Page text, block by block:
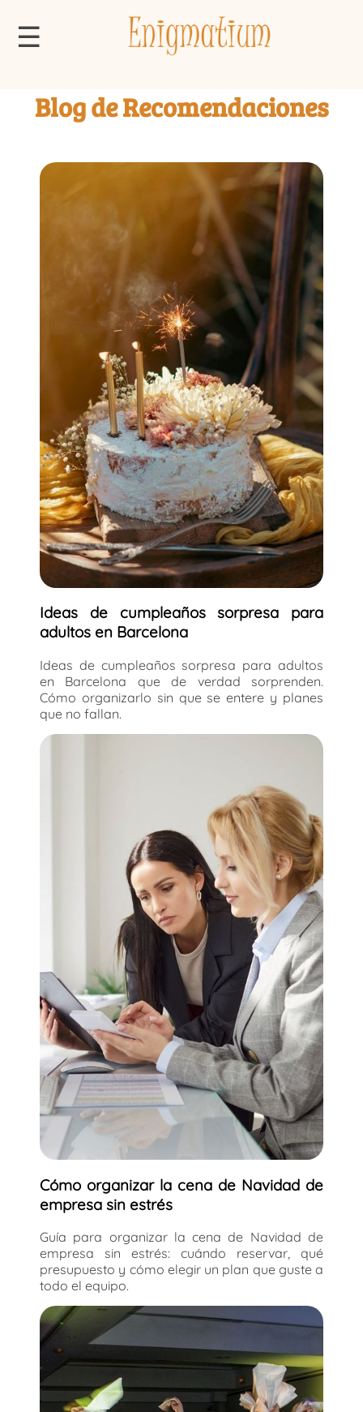
☰
Blog de Recomendaciones
Ideas de cumpleaños sorpresa para
adultos en Barcelona
Ideas de cumpleaños sorpresa para adultos
en Barcelona que de verdad sorprenden.
Cómo organizarlo sin que se entere y planes
que no fallan.
Cómo organizar la cena de Navidad de
empresa sin estrés
Guía para organizar la cena de Navidad de
empresa sin estrés: cuándo reservar, qué
presupuesto y cómo elegir un plan que guste a
todo el equipo.